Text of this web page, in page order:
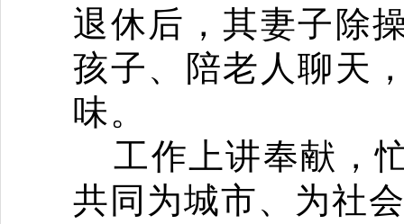
退休后，其妻子除
孩子、陪老人聊天
味。
工作上讲奉献，
共同为城市、为社